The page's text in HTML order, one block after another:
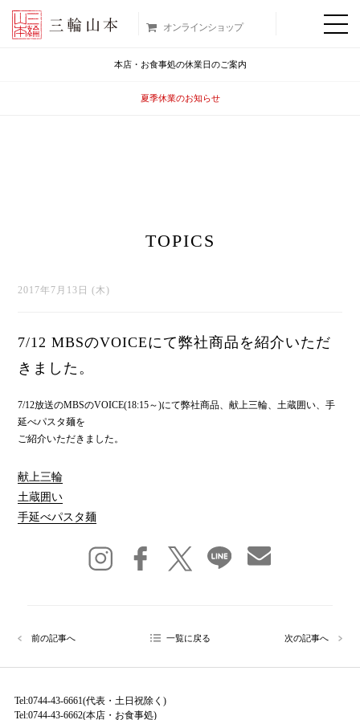
オンラインショップ
本店・お食事処の休業日のご案内
夏季休業のお知らせ
TOPICS
2017年7月13日 (木)
7/12 MBSのVOICEにて弊社商品を紹介いただ
きました。
7/12放送のMBSのVOICE(18:15～)にて弊社商品、献上三輪、土蔵囲い、手
延べパスタ麺を
ご紹介いただきました。
献上三輪
土蔵囲い
手延べパスタ麺
前の記事へ 一覧に戻る 次の記事へ
Tel:0744-43-6661(代表・土日祝除く)
Tel:0744-43-6662(本店・お食事処)